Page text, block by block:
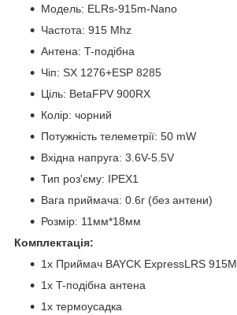
Модель: ELRs-915m-Nano
Частота: 915 Mhz
Антена: T-подібна
Чіп: SX 1276+ESP 8285
Ціль: BetaFPV 900RX
Колір: чорний
Потужність телеметрії: 50 mW
Вхідна напруга: 3.6V-5.5V
Тип роз'єму: IPEX1
Вага приймача: 0.6г (без антени)
Розмір: 11мм*18мм
Комплектація:
1х Приймач BAYCK ExpressLRS
1х T-подібна антена
1х термоусадка